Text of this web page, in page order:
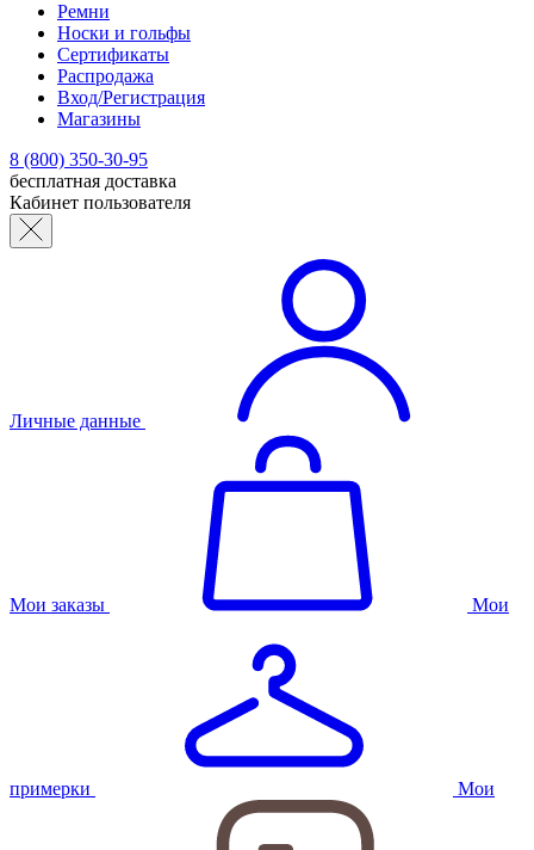
Ремни
Носки и гольфы
Сертификаты
Распродажа
Вход/Регистрация
Магазины
8 (800) 350-30-95
бесплатная доставка
Кабинет пользователя
Личные данные
Мои заказы Мои
примерки Мои